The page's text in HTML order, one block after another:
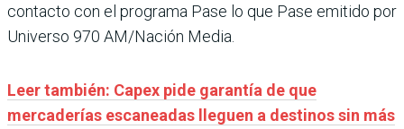
contacto con el programa Pase lo que Pase emitido por
Universo 970 AM/Nación Media.
Leer también: Capex pide garantía de que
mercaderías escaneadas lleguen a destinos sin más